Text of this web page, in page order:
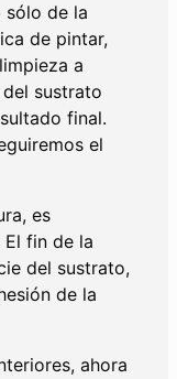
sólo de la
de pintar,
a
sustrato
final.
el
es
fin de la
del sustrato,
de la
ahora